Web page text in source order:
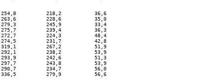
362        254,8          218,2           36,6
263,6          228,6           35,0
339        279,3          245,9           33,4
372        275,7          239,4           36,3
500        272,7          224,3           48,4
446        274,5          231,7           42,8
544        319,1          267,2           51,9
292,1          238,2           53,9
545        293,9          242,6           51,3
576        297,7          243,8           53,9
606        290,7          234,7           56,0
615        336,5          279,9           56,6